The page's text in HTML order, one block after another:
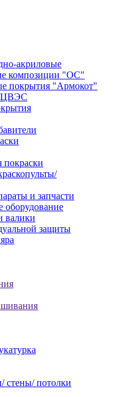
акриловые
композиции "ОС"
покрытия "Армокот"
покраски
и запчасти
оборудование
валики
защиты
стены/ потолки